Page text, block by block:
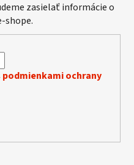
zasielať informácie o
shope.
podmienkami ochrany